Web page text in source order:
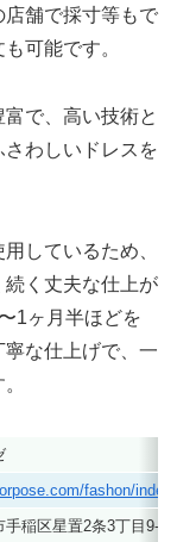
店舗で採寸等もで
可能です。
で、高い技術と
わしいドレスを
しているため、
く丈夫な仕上が
1ヶ月半ほどを
な仕上げで、一
fashon/
稲区星置2条3丁目9-23